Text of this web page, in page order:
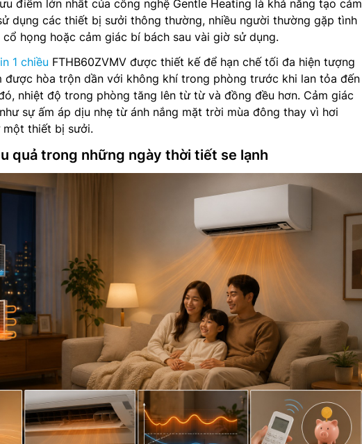
điểm lớn nhất của công nghệ Gentle Heating là khả năng tạo cảm
dụng các thiết bị sưởi thông thường, nhiều người thường gặp tình
họng hoặc cảm giác bí bách sau vài giờ sử dụng.
1 chiều FTHB60ZVMV được thiết kế để hạn chế tối đa hiện tượng
được hòa trộn dần với không khí trong phòng trước khi lan tỏa đến
nhiệt độ trong phòng tăng lên từ từ và đồng đều hơn. Cảm giác
sự ấm áp dịu nhẹ từ ánh nắng mặt trời mùa đông thay vì hơi
thiết bị sưởi.
quả trong những ngày thời tiết se lạnh